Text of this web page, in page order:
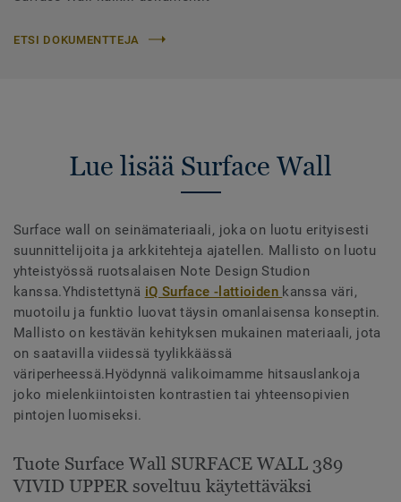
ETSI DOKUMENTTEJA
Lue lisää Surface Wall
Surface wall on seinämateriaali, joka on luotu erityisesti
suunnittelijoita ja arkkitehteja ajatellen. Mallisto on luotu
yhteistyössä ruotsalaisen Note Design Studion
kanssa.Yhdistettynä iQ Surface -lattioiden kanssa väri,
muotoilu ja funktio luovat täysin omanlaisensa konseptin.
Mallisto on kestävän kehityksen mukainen materiaali, jota
on saatavilla viidessä tyylikkäässä
väriperheessä.Hyödynnä valikoimamme hitsauslankoja
joko mielenkiintoisten kontrastien tai yhteensopivien
pintojen luomiseksi.
Tuote Surface Wall SURFACE WALL 389
VIVID UPPER soveltuu käytettäväksi